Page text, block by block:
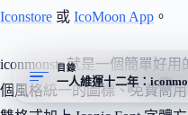
Iconstore 或 IcoMoon App 。
iconmonstr 就是一個簡單好
個風格統一的圖標、免費商
目錄
一人維運十二年：